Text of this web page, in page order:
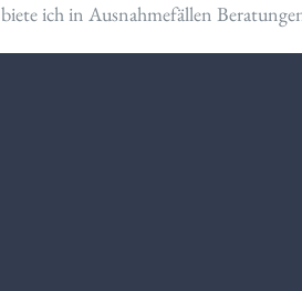
ich in Ausnahmefällen